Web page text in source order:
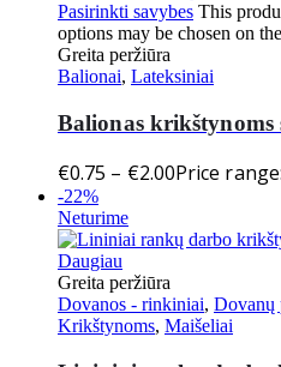
Pasirinkti savybes This
options may be chosen on
Greita peržiūra
Balionai, Lateksiniai
Balionas krikštynoms
€0.75 – €2.00Price
-22%
Neturime
Daugiau
Greita peržiūra
Dovanos - rinkiniai, Dovanų
Krikštynoms, Maišeliai